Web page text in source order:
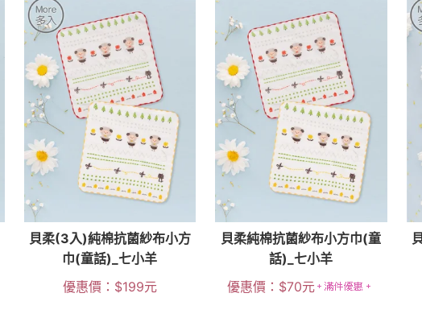
貝柔(3入)純棉抗菌紗布小方
巾(童話)_七小羊
優惠價： $199元
貝柔純棉抗菌紗布小方巾(童
話)_七小羊
優惠價： $70元